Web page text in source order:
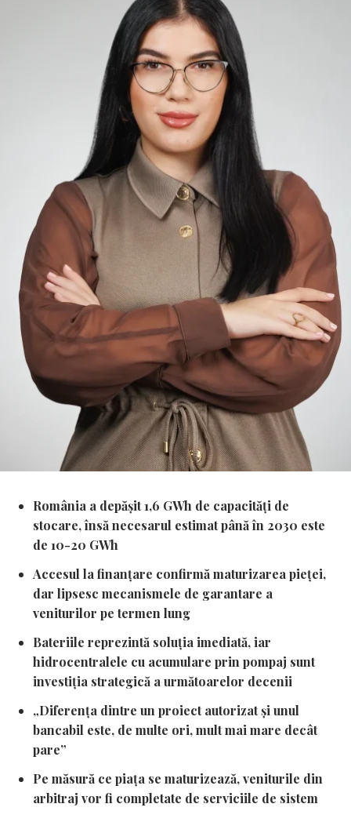
România a depășit 1,6 GWh de capacități de
stocare, însă necesarul estimat până în 2030 este
de 10-20 GWh
Accesul la finanțare confirmă maturizarea pieței,
dar lipsesc mecanismele de garantare a
veniturilor pe termen lung
Bateriile reprezintă soluția imediată, iar
hidrocentralele cu acumulare prin pompaj sunt
investiția strategică a următoarelor decenii
„Diferența dintre un proiect autorizat și unul
bancabil este, de multe ori, mult mai mare decât
pare”
Pe măsură ce piața se maturizează, veniturile din
arbitraj vor fi completate de serviciile de sistem